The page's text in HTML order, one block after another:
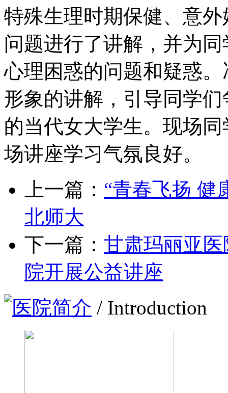
特殊生理时期保健、意
问题进行了讲解，并为
心理困惑的问题和疑惑
形象的讲解，引导同学
的当代女大学生。现场
场讲座学习气氛良好。
上一篇： “青春飞扬 健
北师大
下一篇： 甘肃玛丽亚
院开展公益讲座
医院简介 / Introduction